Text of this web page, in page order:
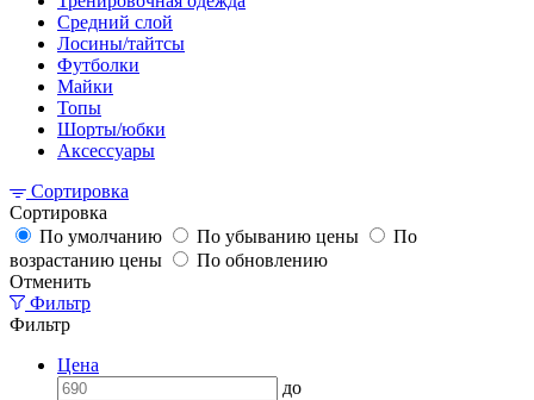
Средний слой
Лосины/тайтсы
Футболки
Майки
Топы
Шорты/юбки
Аксессуары
Сортировка
Сортировка
По умолчанию
По убыванию цены
По
возрастанию цены
По обновлению
Отменить
Фильтр
Фильтр
Цена
до